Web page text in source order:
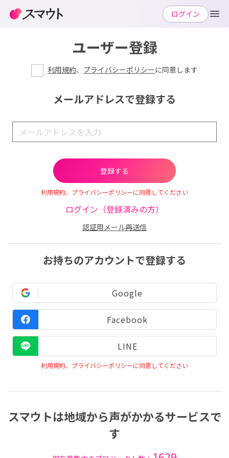
ユーザー登録
利用規約、 プライバシーポリシーに同意します
メールアドレスで登録する
利用規約、プライバシーポリシーに同意してください
ログイン（登録済みの方）
認証用メール再送信
お持ちのアカウントで登録する
Google
Facebook
LINE
利用規約、プライバシーポリシーに同意してください
スマウトは地域から声がかかるサービスで
す
ログイン